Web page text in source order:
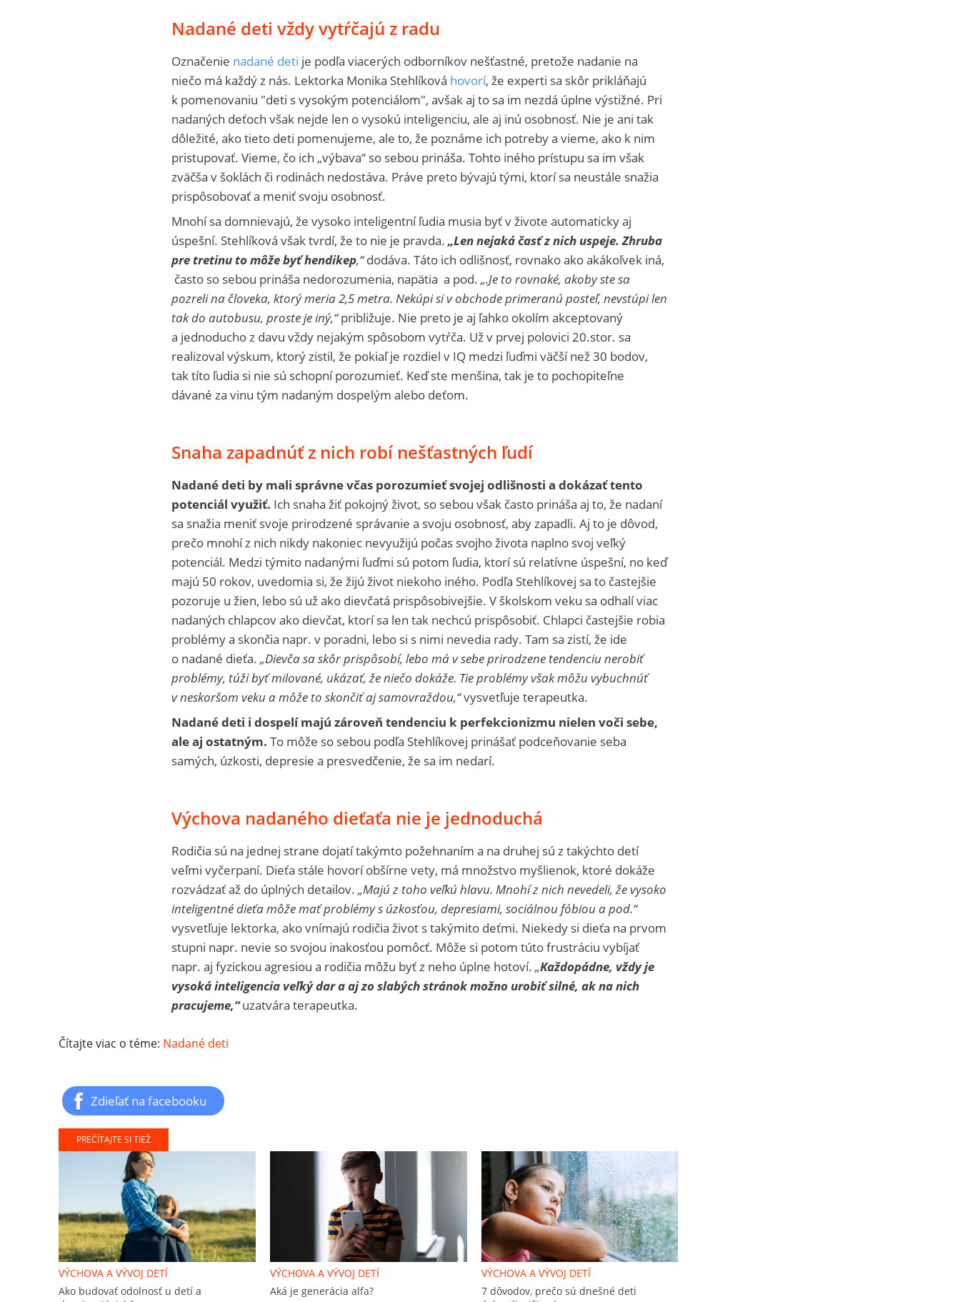
Nadané deti vždy vytŕčajú z radu
Označenie nadané deti je podľa viacerých odborníkov nešťastné, pretože nadanie na
niečo má každý z nás. Lektorka Monika Stehlíková hovorí, že experti sa skôr prikláňajú
k pomenovaniu "deti s vysokým potenciálom", avšak aj to sa im nezdá úplne výstižné. Pri
nadaných deťoch však nejde len o vysokú inteligenciu, ale aj inú osobnosť. Nie je ani tak
dôležité, ako tieto deti pomenujeme, ale to, že poznáme ich potreby a vieme, ako k nim
pristupovať. Vieme, čo ich „výbava“ so sebou prináša. Tohto iného prístupu sa im však
zväčša v šoklách či rodinách nedostáva. Práve preto bývajú tými, ktorí sa neustále snažia
prispôsobovať a meniť svoju osobnosť.
Mnohí sa domnievajú, že vysoko inteligentní ľudia musia byť v živote automaticky aj
úspešní. Stehlíková však tvrdí, že to nie je pravda. „Len nejaká časť z nich uspeje. Zhruba
pre tretinu to môže byť hendikep,“dodáva. Táto ich odlišnosť, rovnako ako akákoľvek iná,
často so sebou prináša nedorozumenia, napätia a pod. „.Je to rovnaké, akoby ste sa
pozreli na človeka, ktorý meria 2,5 metra. Nekúpi si v obchode primeranú posteľ, nevstúpi len
tak do autobusu, proste je iný,“približuje. Nie preto je aj ľahko okolím akceptovaný
a jednoducho z davu vždy nejakým spôsobom vytŕča. Už v prvej polovici 20.stor. sa
realizoval výskum, ktorý zistil, že pokiaľ je rozdiel v IQ medzi ľuďmi väčší než 30 bodov,
tak títo ľudia si nie sú schopní porozumieť. Keď ste menšina, tak je to pochopiteľne
dávané za vinu tým nadaným dospelým alebo deťom.
Snaha zapadnúť z nich robí nešťastných ľudí
Nadané deti by mali správne včas porozumieť svojej odlišnosti a dokázať tento
potenciál využiť. Ich snaha žiť pokojný život, so sebou však často prináša aj to, že nadaní
sa snažia meniť svoje prirodzené správanie a svoju osobnosť, aby zapadli. Aj to je dôvod,
prečo mnohí z nich nikdy nakoniec nevyužijú počas svojho života naplno svoj veľký
potenciál. Medzi týmito nadanými ľuďmi sú potom ľudia, ktorí sú relatívne úspešní, no keď
majú 50 rokov, uvedomia si, že žijú život niekoho iného. Podľa Stehlíkovej sa to častejšie
pozoruje u žien, lebo sú už ako dievčatá prispôsobivejšie. V školskom veku sa odhalí viac
nadaných chlapcov ako dievčat, ktorí sa len tak nechcú prispôsobiť. Chlapci častejšie robia
problémy a skončia napr. v poradni, lebo si s nimi nevedia rady. Tam sa zistí, že ide
o nadané dieťa. „Dievča sa skôr prispôsobí, lebo má v sebe prirodzene tendenciu nerobiť
problémy, túži byť milované, ukázať, že niečo dokáže. Tie problémy však môžu vybuchnúť
v neskoršom veku a môže to skončiť aj samovraždou,“vysvetľuje terapeutka.
Nadané deti i dospelí majú zároveň tendenciu k perfekcionizmu nielen voči sebe,
ale aj ostatným. To môže so sebou podľa Stehlíkovej prinášať podceňovanie seba
samých, úzkosti, depresie a presvedčenie, že sa im nedarí.
Výchova nadaného dieťaťa nie je jednoduchá
Rodičia sú na jednej strane dojatí takýmto požehnaním a na druhej sú z takýchto detí
veľmi vyčerpaní. Dieťa stále hovorí obšírne vety, má množstvo myšlienok, ktoré dokáže
rozvádzať až do úplných detailov. „Majú z toho veľkú hlavu. Mnohí z nich nevedeli, že vysoko
inteligentné dieťa môže mať problémy s úzkosťou, depresiami, sociálnou fóbiou a pod.“
vysvetľuje lektorka, ako vnímajú rodičia život s takýmito deťmi. Niekedy si dieťa na prvom
stupni napr. nevie so svojou inakosťou pomôcť. Môže si potom túto frustráciu vybíjať
napr. aj fyzickou agresiou a rodičia môžu byť z neho úplne hotoví. „Každopádne, vždy je
vysoká inteligencia veľký dar a aj zo slabých stránok možno urobiť silné, ak na nich
pracujeme,“uzatvára terapeutka.
Čítajte viac o téme: Nadané deti
Zdieľať na facebooku
PREČÍTAJTE SI TIEŽ
VÝCHOVA A VÝVOJ DETÍ
Ako budovať odolnosť u detí a
VÝCHOVA A VÝVOJ DETÍ
Aká je generácia alfa?
VÝCHOVA A VÝVOJ DETÍ
7 dôvodov, prečo sú dnešné deti